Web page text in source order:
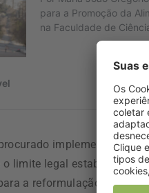
implementar um
o limite legal estabelecido
a reformulação dos